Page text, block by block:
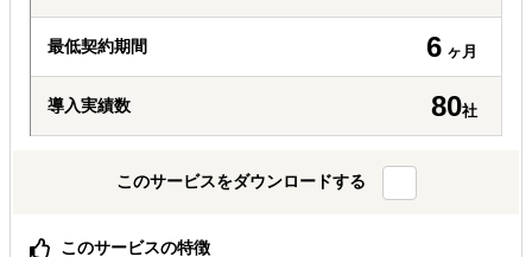
最低契約期間 6 ヶ月
導入実績数 80社
このサービスをダウンロードする
このサービスの特徴